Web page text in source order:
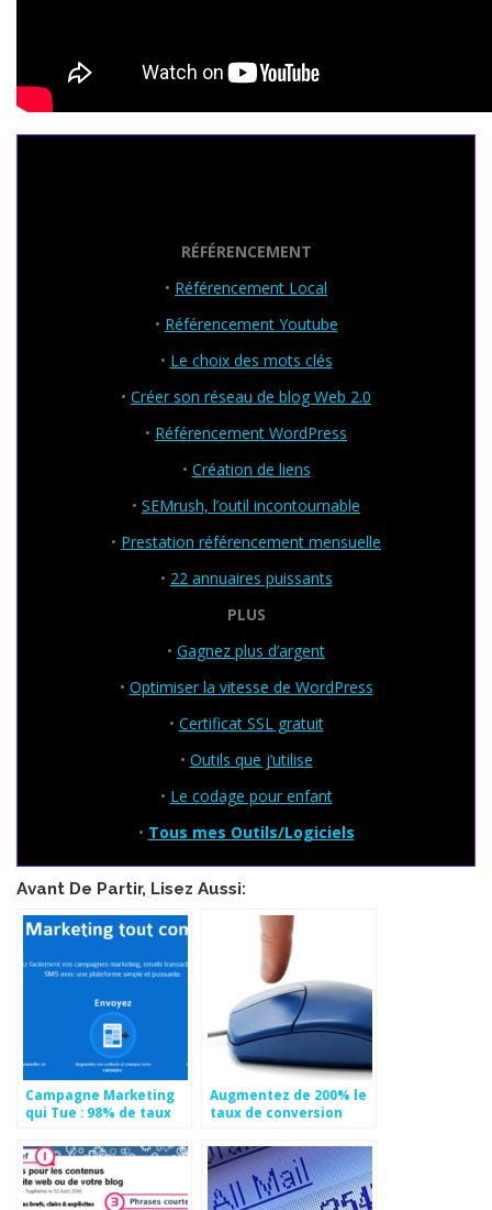
RÉFÉRENCEMENT
• Référencement Local
• Référencement Youtube
• Le choix des mots clés
• Créer son réseau de blog Web 2.0
• Référencement WordPress
• Création de liens
• SEMrush, l’outil incontournable
• Prestation référencement mensuelle
• 22 annuaires puissants
PLUS
• Gagnez plus d’argent
• Optimiser la vitesse de WordPress
• Certificat SSL gratuit
• Outils que j’utilise
• Le codage pour enfant
• Tous mes Outils/Logiciels
Avant De Partir, Lisez Aussi:
Campagne Marketing
qui Tue : 98% de taux
Augmentez de 200% le
taux de conversion